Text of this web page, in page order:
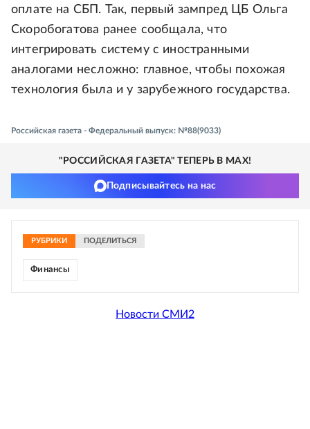
оплате на СБП. Так, первый зампред ЦБ Ольга
Скоробогатова ранее сообщала, что
интегрировать систему с иностранными
аналогами несложно: главное, чтобы похожая
технология была и у зарубежного государства.
Российская газета - Федеральный выпуск: №88(9033)
"РОССИЙСКАЯ ГАЗЕТА" ТЕПЕРЬ В MAX!
Подписывайтесь на нас
РУБРИКИ ПОДЕЛИТЬСЯ
Финансы
Новости СМИ2